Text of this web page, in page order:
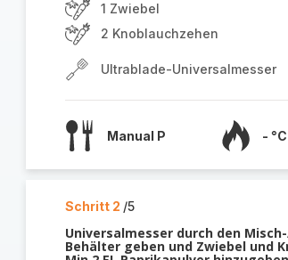
1 Zwiebel
2 Knoblauchzehen
Ultrablade-Universalmesser
Manual P - °C
Schritt 2 /5
Universalmesser durch den
Behälter geben und Zwiebel und